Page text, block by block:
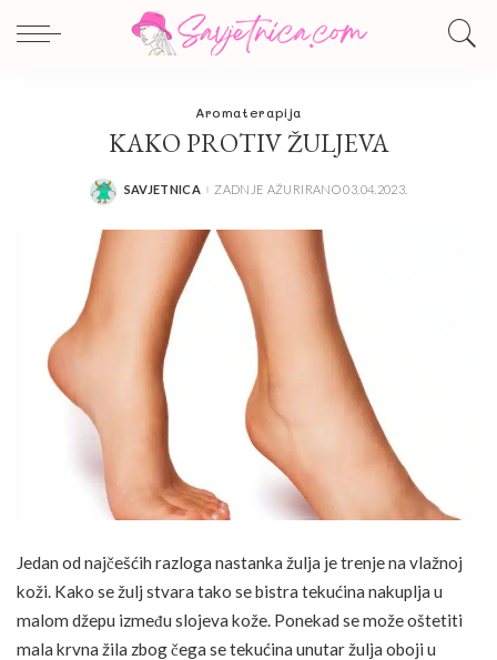
Aromaterapija
KAKO PROTIV ŽULJEVA
POSTED
SAVJETNICA ZADNJE AŽURIRANO 03.04.2023.
Jedan od najčešćih razloga nastanka žulja je trenje na vlažnoj
koži. Kako se žulj stvara tako se bistra tekućina nakuplja u
malom džepu između slojeva kože. Ponekad se može oštetiti
mala krvna žila zbog čega se tekućina unutar žulja oboji u